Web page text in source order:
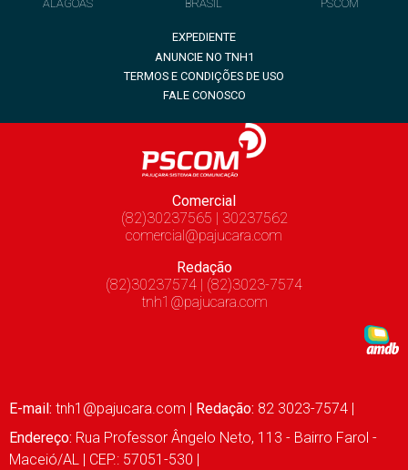
ALAGOAS
BRASIL
PSCOM
EXPEDIENTE
ANUNCIE NO TNH1
TERMOS E CONDIÇÕES DE USO
FALE CONOSCO
Comercial
(82)30237565 | 30237562
comercial@pajucara.com
Redação
(82)30237574 | (82)3023-7574
tnh1@pajucara.com
E-mail: tnh1@pajucara.com Redação: 82 3023-7574 |
Endereço: Rua Professor Ângelo Neto, 113 - Bairro Farol -
Maceió/AL | CEP.: 57051-530 |